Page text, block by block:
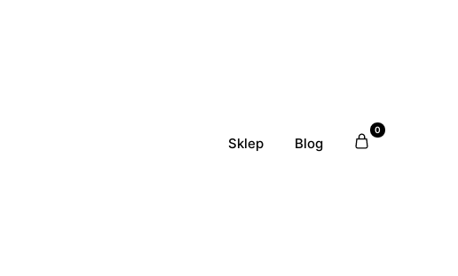
Sklep Blog
0